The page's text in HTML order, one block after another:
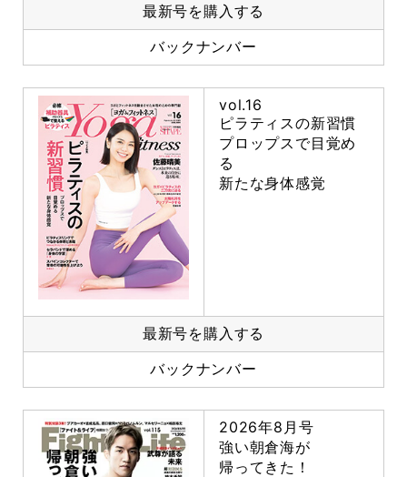
最新号を購入する
バックナンバー
vol.16
ピラティスの新習慣
プロップスで目覚め
る
新たな身体感覚
最新号を購入する
バックナンバー
2026年8月号
強い朝倉海が
帰ってきた！